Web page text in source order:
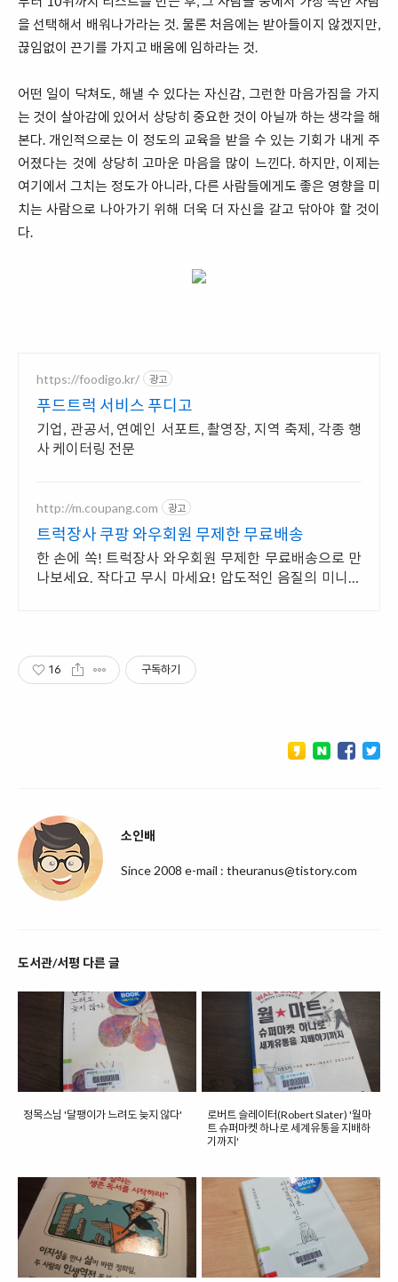
을 선택해서 배워나가라는 것. 물론 처음에는 받아들이지 않겠지만,
끊임없이 끈기를 가지고 배움에 임하라는 것.
어떤 일이 닥쳐도, 해낼 수 있다는 자신감, 그런한 마음가짐을 가지
는 것이 살아감에 있어서 상당히 중요한 것이 아닐까 하는 생각을 해
본다. 개인적으로는 이 정도의 교육을 받을 수 있는 기회가 내게 주
어졌다는 것에 상당히 고마운 마음을 많이 느낀다. 하지만, 이제는
여기에서 그치는 정도가 아니라, 다른 사람들에게도 좋은 영향을 미
치는 사람으로 나아가기 위해 더욱 더 자신을 갈고 닦아야 할 것이
다.
https://foodigo.kr/ 광고
푸드트럭 서비스 푸디고
기업, 관공서, 연예인 서포트, 촬영장, 지역 축제, 각종 행
사 케이터링 전문
http://m.coupang.com 광고
트럭장사 쿠팡 와우회원 무제한 무료배송
한 손에 쏙! 트럭장사 와우회원 무제한 무료배송으로 만
나보세요. 작다고 무시 마세요! 압도적인 음질의 미니스
16 구독하기
소인배
Since 2008 e-mail : theuranus@tistory.com
도서관/서평 다른 글
정목스님 '달팽이가 느려도 늦지 않다'
로버트 슬레이터(Robert Slater) '월마
트 슈퍼마켓 하나로 세계유통을 지배하
기까지'